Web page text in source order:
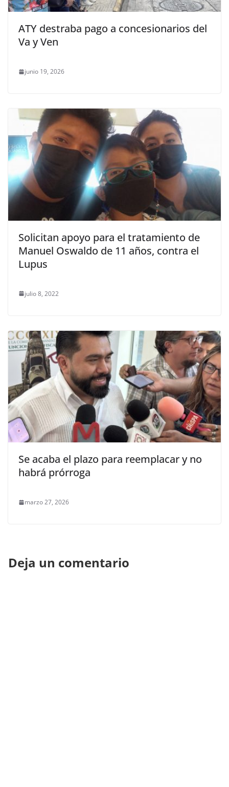
ATY destraba pago a concesionarios del
Va y Ven
junio 19, 2026
Solicitan apoyo para el tratamiento de
Manuel Oswaldo de 11 años, contra el
Lupus
julio 8, 2022
Se acaba el plazo para reemplacar y no
habrá prórroga
marzo 27, 2026
Deja un comentario